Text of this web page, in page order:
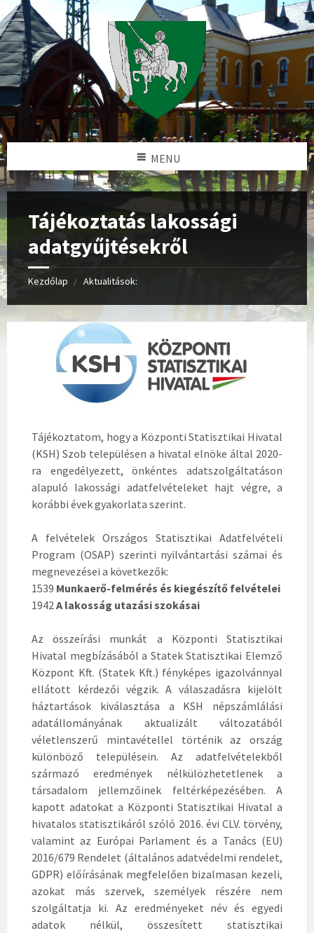
MENU
Tájékoztatás lakossági
adatgyűjtésekről
Kezdőlap Aktualitások:
Tájékoztatom, hogy a Központi Statisztikai Hivatal
(KSH) Szob településen a hivatal elnöke által 2020-
ra engedélyezett, önkéntes adatszolgáltatáson
alapuló lakossági adatfelvételeket hajt végre, a
korábbi évek gyakorlata szerint.
A felvételek Országos Statisztikai Adatfelvételi
Program (OSAP) szerinti nyilvántartási számai és
megnevezései a következők:
1539 Munkaerő-felmérés és kiegészítő felvételei
1942A lakosság utazási szokásai
Az összeírási munkát a Központi Statisztikai
Hivatal megbízásából a Statek Statisztikai Elemző
Központ Kft. (Statek Kft.) fényképes igazolvánnyal
ellátott kérdezői végzik. A válaszadásra kijelölt
háztartások kiválasztása a KSH népszámlálási
adatállományának aktualizált változatából
véletlenszerű mintavétellel történik az ország
különböző településein. Az adatfelvételekből
származó eredmények nélkülözhetetlenek a
társadalom jellemzőinek feltérképezésében. A
kapott adatokat a Központi Statisztikai Hivatal a
hivatalos statisztikáról szóló 2016. évi CLV. törvény,
valamint az Európai Parlament és a Tanács (EU)
2016/679 Rendelet (általános adatvédelmi rendelet,
GDPR) előírásának megfelelően bizalmasan kezeli,
azokat más szervek, személyek részére nem
szolgáltatja ki. Az eredményeket név és egyedi
adatok nélkül, összesített statisztikai